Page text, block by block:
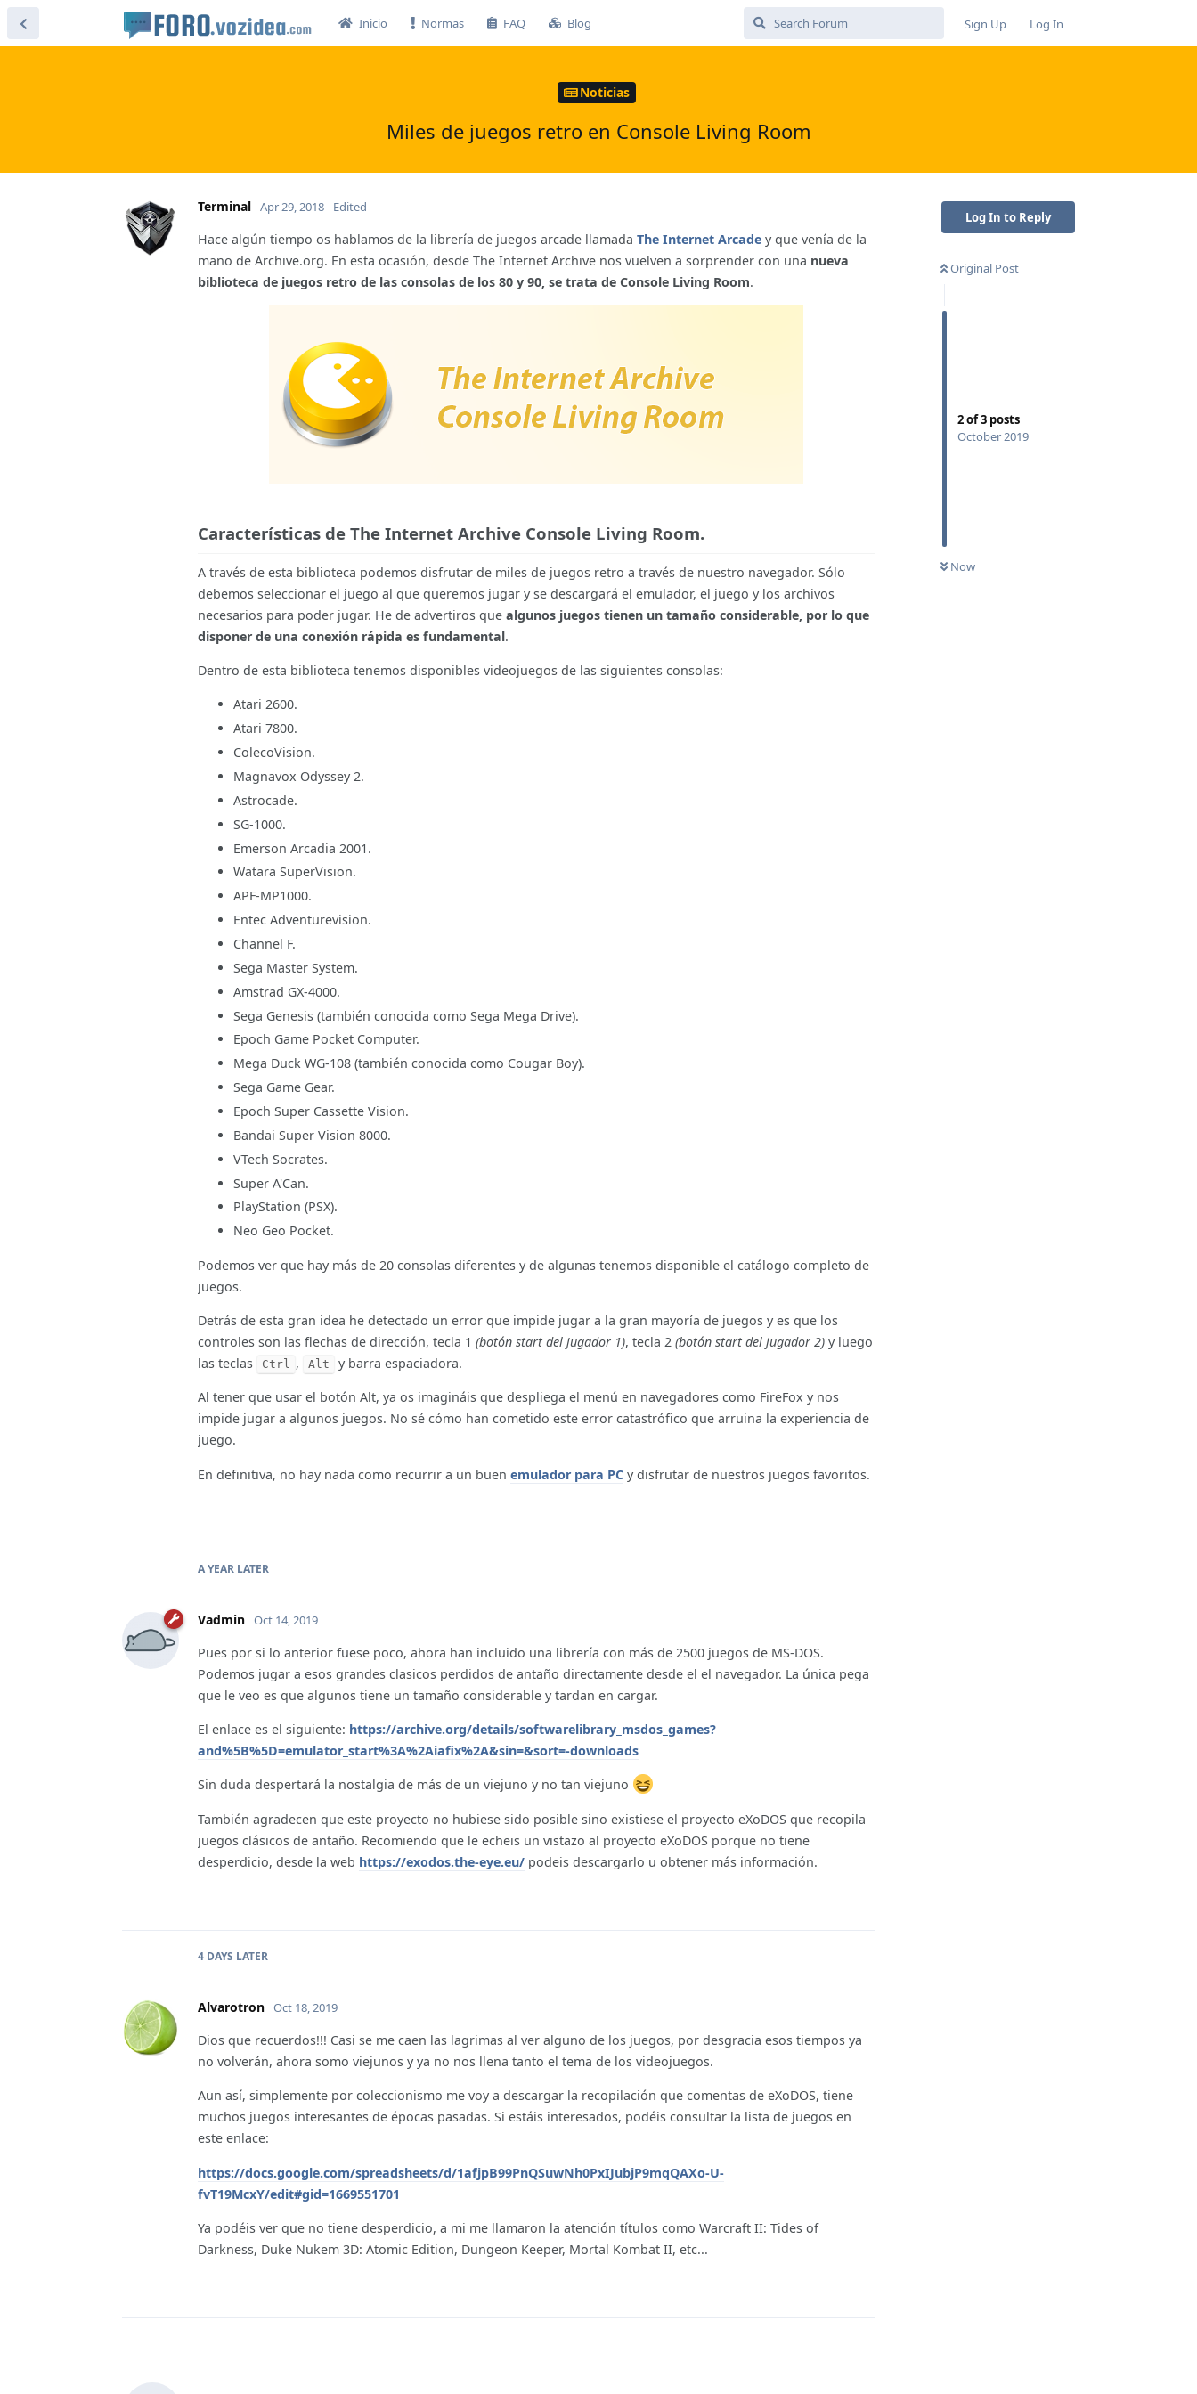
Inicio Normas FAQ Blog Sign Up Log In
Noticias
Miles de juegos retro en Console Living Room
Log In to Reply
Original Post
2of3 posts
October 2019
Now
Terminal Apr 29, 2018 Edited
Hace algún tiempo os hablamos de la librería de juegos arcade llamada The Internet Arcade y que venía de la
mano de Archive.org. En esta ocasión, desde The Internet Archive nos vuelven a sorprender con una nueva
biblioteca de juegos retro de las consolas de los 80 y 90, se trata de Console Living Room.
Características de The Internet Archive Console Living Room.
A través de esta biblioteca podemos disfrutar de miles de juegos retro a través de nuestro navegador. Sólo
debemos seleccionar el juego al que queremos jugar y se descargará el emulador, el juego y los archivos
necesarios para poder jugar. He de advertiros que algunos juegos tienen un tamaño considerable, por lo que
disponer de una conexión rápida es fundamental.
Dentro de esta biblioteca tenemos disponibles videojuegos de las siguientes consolas:
Atari 2600.
Atari 7800.
ColecoVision.
Magnavox Odyssey 2.
Astrocade.
SG-1000.
Emerson Arcadia 2001.
Watara SuperVision.
APF-MP1000.
Entec Adventurevision.
Channel F.
Sega Master System.
Amstrad GX-4000.
Sega Genesis (también conocida como Sega Mega Drive).
Epoch Game Pocket Computer.
Mega Duck WG-108 (también conocida como Cougar Boy).
Sega Game Gear.
Epoch Super Cassette Vision.
Bandai Super Vision 8000.
VTech Socrates.
Super A'Can.
PlayStation (PSX).
Neo Geo Pocket.
Podemos ver que hay más de 20 consolas diferentes y de algunas tenemos disponible el catálogo completo de
juegos.
Detrás de esta gran idea he detectado un error que impide jugar a la gran mayoría de juegos y es que los
controles son las flechas de dirección, tecla 1 (botón start del jugador 1), tecla 2 (botón start del jugador 2) y luego
las teclas
Ctrl , Alt y barra espaciadora.
Al tener que usar el botón Alt, ya os imagináis que despliega el menú en navegadores como FireFox y nos
impide jugar a algunos juegos. No sé cómo han cometido este error catastrófico que arruina la experiencia de
juego.
En definitiva, no hay nada como recurrir a un buen emulador para PC y disfrutar de nuestros juegos favoritos.
A YEAR LATER
Vadmin Oct 14, 2019
Pues por si lo anterior fuese poco, ahora han incluido una librería con más de 2500 juegos de MS-DOS.
Podemos jugar a esos grandes clasicos perdidos de antaño directamente desde el el navegador. La única pega
que le veo es que algunos tiene un tamaño considerable y tardan en cargar.
El enlace es el siguiente: https://archive.org/details/softwarelibrary_msdos_games?
and%5B%5D=emulator_start%3A%2Aiafix%2A&sin=&sort=-downloads
Sin duda despertará la nostalgia de más de un viejuno y no tan viejuno
También agradecen que este proyecto no hubiese sido posible sino existiese el proyecto eXoDOS que recopila
juegos clásicos de antaño. Recomiendo que le echeis un vistazo al proyecto eXoDOS porque no tiene
desperdicio, desde la web https://exodos.the-eye.eu/ podeis descargarlo u obtener más información.
4 DAYS LATER
Alvarotron Oct 18, 2019
Dios que recuerdos!!! Casi se me caen las lagrimas al ver alguno de los juegos, por desgracia esos tiempos ya
no volverán, ahora somo viejunos y ya no nos llena tanto el tema de los videojuegos.
Aun así, simplemente por coleccionismo me voy a descargar la recopilación que comentas de eXoDOS, tiene
muchos juegos interesantes de épocas pasadas. Si estáis interesados, podéis consultar la lista de juegos en
este enlace:
https://docs.google.com/spreadsheets/d/1afjpB99PnQSuwNh0PxIJubjP9mqQAXo-U-
fvT19McxY/edit#gid=1669551701
Ya podéis ver que no tiene desperdicio, a mi me llamaron la atención títulos como Warcraft II: Tides of
Darkness, Duke Nukem 3D: Atomic Edition, Dungeon Keeper, Mortal Kombat II, etc...